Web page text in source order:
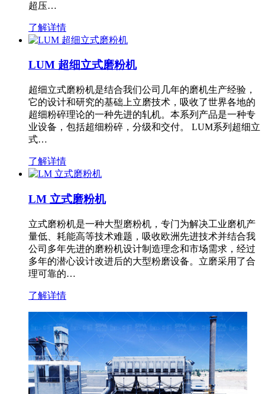
超压…
了解详情
LUM 超细立式磨粉机
超细立式磨粉机是结合我们公司几年的磨机生产经验，
它的设计和研究的基础上立磨技术，吸收了世界各地的
超细粉碎理论的一种先进的轧机。本系列产品是一种专
业设备，包括超细粉碎，分级和交付。 LUM系列超细立
式…
了解详情
LM 立式磨粉机
立式磨粉机是一种大型磨粉机，专门为解决工业磨机产
量低、耗能高等技术难题，吸收欧洲先进技术并结合我
公司多年先进的磨粉机设计制造理念和市场需求，经过
多年的潜心设计改进后的大型粉磨设备。立磨采用了合
理可靠的…
了解详情